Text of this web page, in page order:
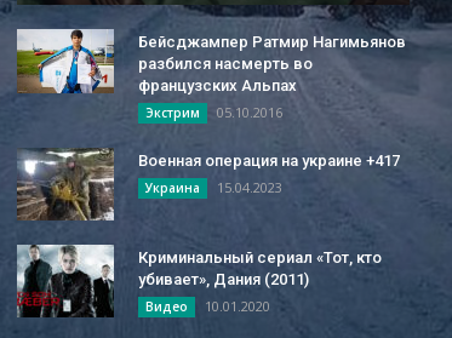
Бейсджампер Ратмир Нагимьянов
разбился насмерть во
французских Альпах
Экстрим 05.10.2016
Военная операция на украине +417
Украина 15.04.2023
Криминальный сериал «Тот, кто
убивает», Дания (2011)
Видео 10.01.2020